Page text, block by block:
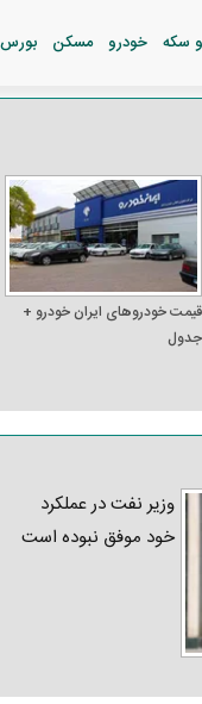
سکه خودرو مسکن بورس
قیمت خودرو‌های ایران خودرو +
جدول
وزیر نفت در عملکرد
خود موفق نبوده است